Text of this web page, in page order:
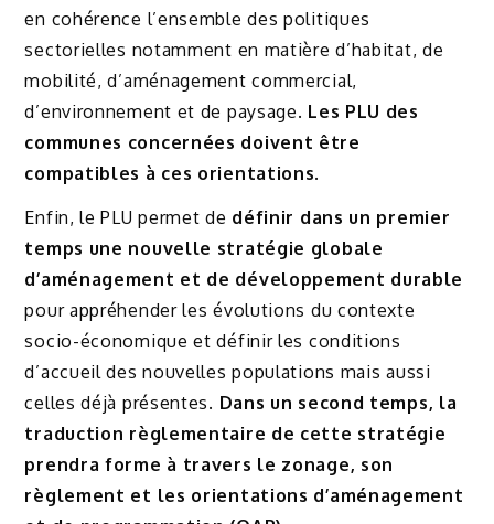
en cohérence l’ensemble des politiques
sectorielles notamment en matière d’habitat, de
mobilité, d’aménagement commercial,
d’environnement et de paysage. Les PLU des
communes concernées doivent être
compatibles à ces orientations.
Enfin, le PLU permet de définir dans un premier
temps une nouvelle stratégie globale
d’aménagement et de développement durable
pour appréhender les évolutions du contexte
socio-économique et définir les conditions
d’accueil des nouvelles populations mais aussi
celles déjà présentes. Dans un second temps, la
traduction règlementaire de cette stratégie
prendra forme à travers le zonage, son
règlement et les orientations d’aménagement